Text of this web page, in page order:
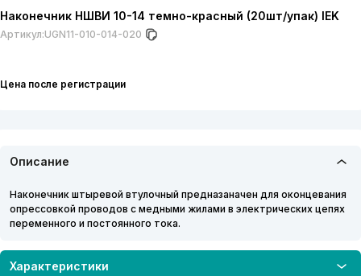
Наконечник НШВИ 10-14 темно-красный (20шт/упак) IEK
Артикул:UGN11-010-014-020
Цена после регистрации
Описание
Наконечник штыревой втулочный предназаначен для оконцевания
опрессовкой проводов с медными жилами в электрических цепях
переменного и постоянного тока.
Характеристики